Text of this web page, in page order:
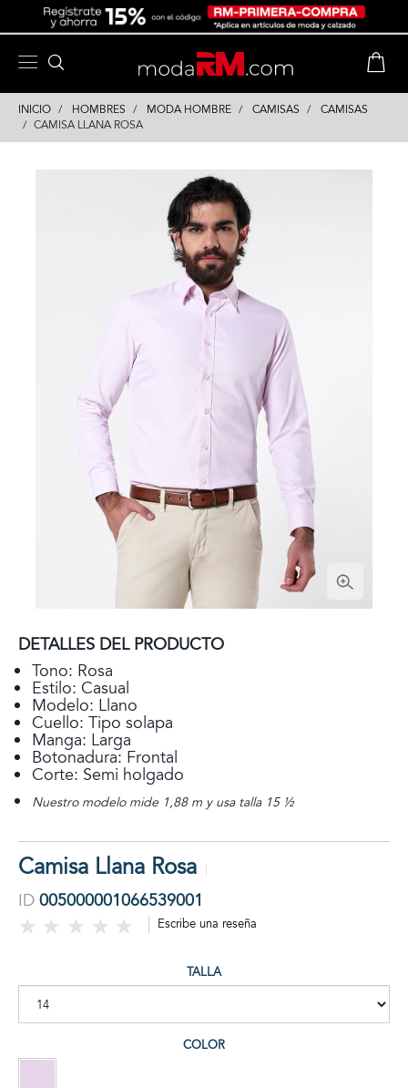
INICIO HOMBRES MODA HOMBRE CAMISAS
CAMISAS
CAMISA LLANA ROSA
DETALLES DEL PRODUCTO
Tono: Rosa
Estilo: Casual
Modelo: Llano
Cuello: Tipo solapa
Manga: Larga
Botonadura: Frontal
Corte: Semi holgado
Nuestro modelo mide 1,88 m y usa talla 15 ½
Camisa Llana Rosa
ID 005000001066539001
Escribe una reseña
TALLA
COLOR